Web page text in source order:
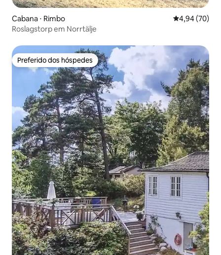
Cabana ⋅ Rimbo 4,94 de uma
4,94 (70)
Roslagstorp em Norrtälje
Preferido dos hóspedes
Preferido dos hóspedes